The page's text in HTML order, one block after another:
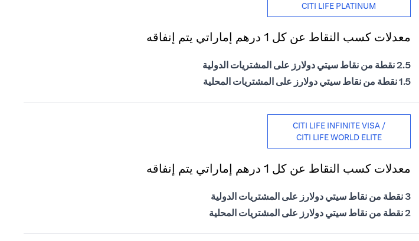
CITI LIFE PLATINUM
معدلات كسب النقاط عن كل 1 درهم إماراتي يتم إنفاقه
2.5 نقطة من نقاط سيتي دولارز على المشتريات الدولية
1.5 نقطة من نقاط سيتي دولارز على المشتريات المحلية
CITI LIFE INFINITE VISA /
CITI LIFE WORLD ELITE
معدلات كسب النقاط عن كل 1 درهم إماراتي يتم إنفاقه
3 نقطة من نقاط سيتي دولارز على المشتريات الدولية
2 نقطة من نقاط سيتي دولارز على المشتريات المحلية